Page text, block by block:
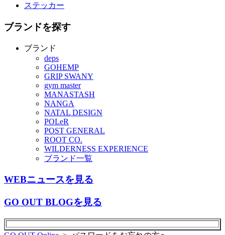
ステッカー
ブランドを探す
ブランド
deps
GOHEMP
GRIP SWANY
gym master
MANASTASH
NANGA
NATAL DESIGN
POLeR
POST GENERAL
ROOT CO.
WILDERNESS EXPERIENCE
ブランド一覧
WEBニュースを見る
GO OUT BLOGを見る